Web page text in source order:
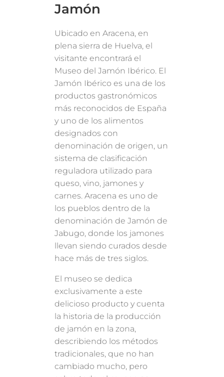
Jamón
Ubicado en Aracena, en
plena sierra de Huelva, el
visitante encontrará el
Museo del Jamón Ibérico. El
Jamón Ibérico es una de los
productos gastronómicos
más reconocidos de España
y uno de los alimentos
designados con
denominación de origen, un
sistema de clasificación
reguladora utilizado para
queso, vino, jamones y
carnes. Aracena es uno de
los pueblos dentro de la
denominación de Jamón de
Jabugo, donde los jamones
llevan siendo curados desde
hace más de tres siglos.
El museo se dedica
exclusivamente a este
delicioso producto y cuenta
la historia de la producción
de jamón en la zona,
describiendo los métodos
tradicionales, que no han
cambiado mucho, pero